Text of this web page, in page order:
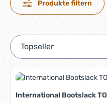
Produkte filtern
International Bootslack